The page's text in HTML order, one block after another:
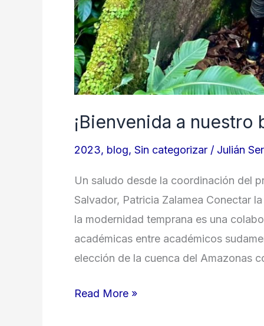
¡Bienvenida a nuestro
2023, blog, Sin categorizar / Julián
Un saludo desde la coordinación del
Salvador, Patricia Zalamea Conectar
la modernidad temprana es una
académicas entre académicos
elección de la cuenca del Amazonas
¡Bienvenida
Read More »